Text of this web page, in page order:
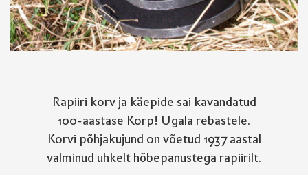
Rapiiri korv ja käepide sai kavandatud
100-aastase Korp! Ugala rebastele.
Korvi põhjakujund on võetud 1937 aastal
valminud uhkelt hõbepanustega rapiirilt.